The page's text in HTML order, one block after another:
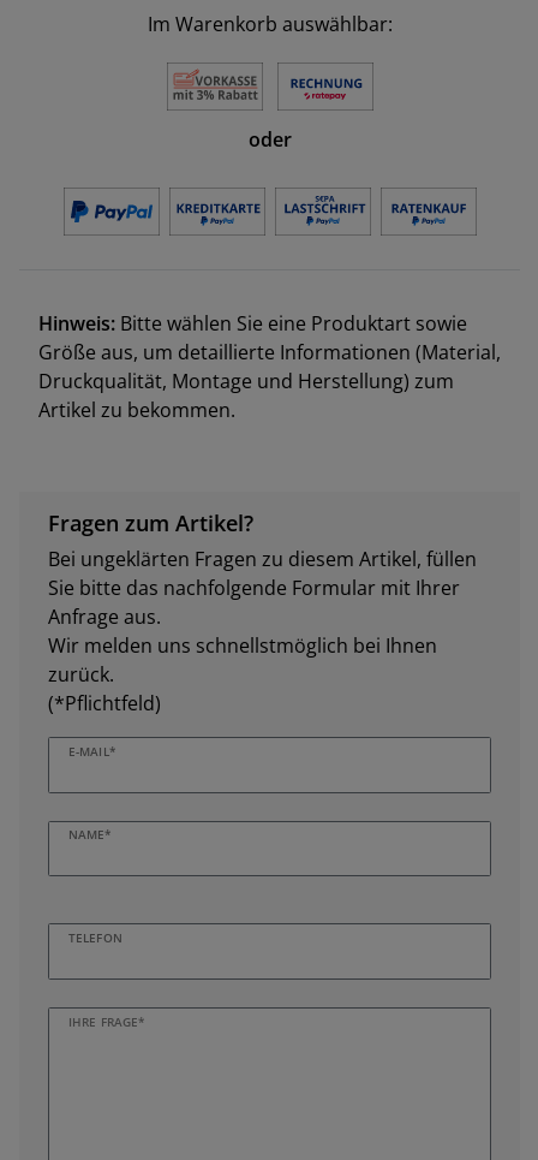
Im Warenkorb auswählbar:
oder
Hinweis: Bitte wählen Sie eine Produktart sowie
Größe aus, um detaillierte Informationen (Material,
Druckqualität, Montage und Herstellung) zum
Artikel zu bekommen.
Fragen zum Artikel?
Bei ungeklärten Fragen zu diesem Artikel, füllen
Sie bitte das nachfolgende Formular mit Ihrer
Anfrage aus.
Wir melden uns schnellstmöglich bei Ihnen
zurück.
(*Pflichtfeld)
E-MAIL*
NAME*
TELEFON
IHRE FRAGE*